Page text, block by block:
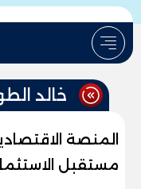
خالد
المنصة
مستقبل